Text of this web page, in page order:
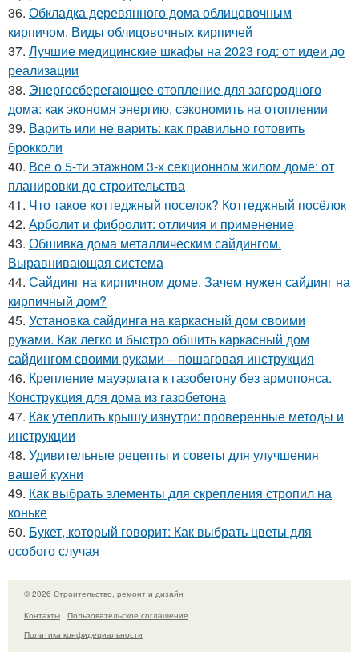
36. Обкладка деревянного дома облицовочным
кирпичом. Виды облицовочных кирпичей
37. Лучшие медицинские шкафы на 2023 год: от идеи до
реализации
38. Энергосберегающее отопление для загородного
дома: как экономя энергию, сэкономить на отоплении
39. Варить или не варить: как правильно готовить
брокколи
40. Все о 5-ти этажном 3-х секционном жилом доме: от
планировки до строительства
41. Что такое коттеджный поселок? Коттеджный посёлок
42. Арболит и фибролит: отличия и применение
43. Обшивка дома металлическим сайдингом.
Выравнивающая система
44. Сайдинг на кирпичном доме. Зачем нужен сайдинг на
кирпичный дом?
45. Установка сайдинга на каркасный дом своими
руками. Как легко и быстро обшить каркасный дом
сайдингом своими руками – пошаговая инструкция
46. Крепление мауэрлата к газобетону без армопояса.
Конструкция для дома из газобетона
47. Как утеплить крышу изнутри: проверенные методы и
инструкции
48. Удивительные рецепты и советы для улучшения
вашей кухни
49. Как выбрать элементы для скрепления стропил на
коньке
50. Букет, который говорит: Как выбрать цветы для
особого случая
© 2026 Строительство, ремонт и дизайн
Контакты
Пользовательское соглашение
Политика конфидециальности